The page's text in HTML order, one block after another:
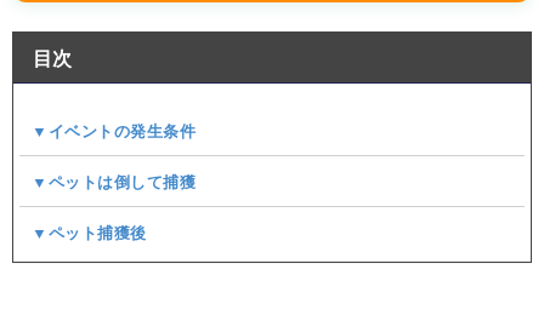
目次
▼イベントの発生条件
▼ペットは倒して捕獲
▼ペット捕獲後